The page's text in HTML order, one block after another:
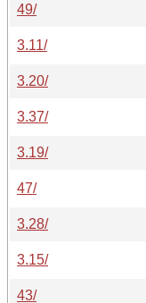
49/
3.11/
3.20/
3.37/
3.19/
47/
3.28/
3.15/
43/